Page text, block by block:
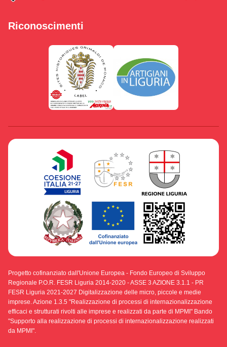
Riconoscimenti
Progetto cofinanziato dall'Unione Europea - Fondo Europeo di Sviluppo
Regionale P.O.R. FESR Liguria 2014-2020 - ASSE 3 AZIONE 3.1.1 - PR
FESR Liguria 2021-2027 Digitalizzazione delle micro, piccole e medie
imprese. Azione 1.3.5 "Realizzazione di processi di internazionalizzazione
efficaci e strutturati rivolti alle imprese e realizzati da parte di MPMI" Bando
"Supporto alla realizzazione di processi di internazionalizzazione realizzati
da MPMI".